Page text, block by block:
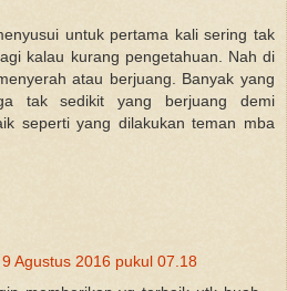
untuk pertama kali sering tak
kalau kurang pengetahuan. Nah di
atau berjuang. Banyak yang
tak sedikit yang berjuang demi
seperti yang dilakukan teman mba
9 Agustus 2016 pukul 07.18